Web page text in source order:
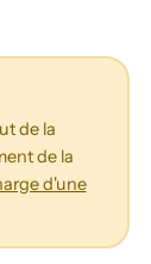
de la
de la
d'une